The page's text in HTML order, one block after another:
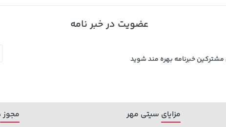
عضویت در خبر نامه
خبرنامه بهره مند شوید
مزایای سیتی مهر مجوز